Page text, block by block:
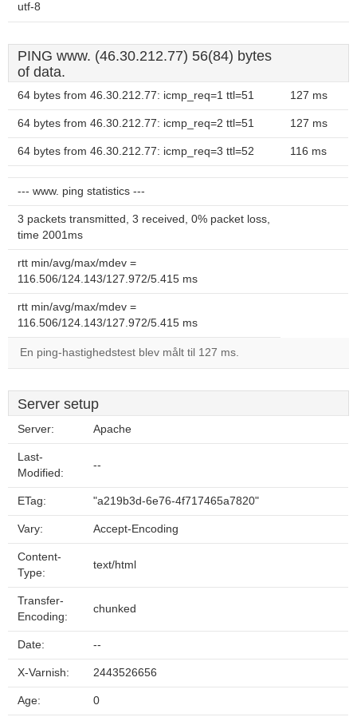
utf-8
PING www. (46.30.212.77) 56(84) bytes
of data.
64 bytes from 46.30.212.77: icmp_req=1 ttl=51 127 ms
64 bytes from 46.30.212.77: icmp_req=2 ttl=51 127 ms
64 bytes from 46.30.212.77: icmp_req=3 ttl=52 116 ms
--- www. ping statistics ---
3 packets transmitted, 3 received, 0% packet loss,
time 2001ms
rtt min/avg/max/mdev =
116.506/124.143/127.972/5.415 ms
rtt min/avg/max/mdev =
116.506/124.143/127.972/5.415 ms
En ping-hastighedstest blev målt til 127 ms.
Server setup
Server: Apache
Last-
Modified:
--
ETag: "a219b3d-6e76-4f717465a7820"
Vary: Accept-Encoding
Content-
Type:
text/html
Transfer-
Encoding:
chunked
Date: --
X-Varnish: 2443526656
Age: 0